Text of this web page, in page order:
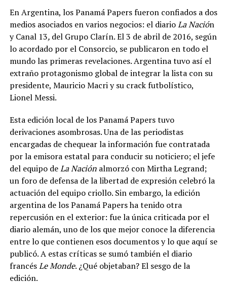
En Argentina, los Panamá Papers fueron confiados a dos
medios asociados en varios negocios: el diarioLa Nación
y Canal 13, del Grupo Clarín. El 3 de abril de 2016, según
lo acordado por el Consorcio, se publicaron en todo el
mundo las primeras revelaciones. Argentina tuvo así el
extraño protagonismo global de integrar la lista con su
presidente, Mauricio Macri y su crack futbolístico,
Lionel Messi.
Esta edición local de los Panamá Papers tuvo
derivaciones asombrosas. Una de las periodistas
encargadas de chequear la información fue contratada
por la emisora estatal para conducir su noticiero; el jefe
del equipo deLa Nación almorzó con Mirtha Legrand;
un foro de defensa de la libertad de expresión celebró la
actuación del equipo criollo. Sin embargo, la edición
argentina de los Panamá Papers ha tenido otra
repercusión en el exterior: fue la única criticada por el
diario alemán, uno de los que mejor conoce la diferencia
entre lo que contienen esos documentos y lo que aquí se
publicó. A estas críticas se sumó también el diario
francésLe Monde. ¿Qué objetaban? El sesgo de la
edición.